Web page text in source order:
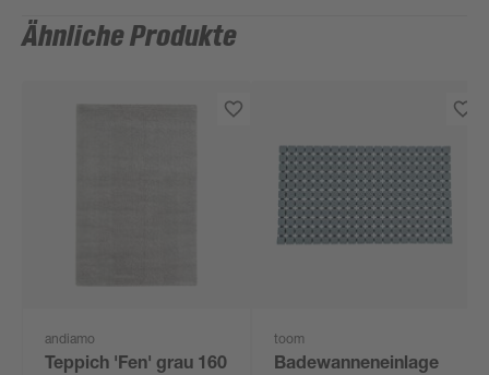
Ähnliche Produkte
andiamo
Teppich 'Fen' grau 160
toom
Badewanneneinlage